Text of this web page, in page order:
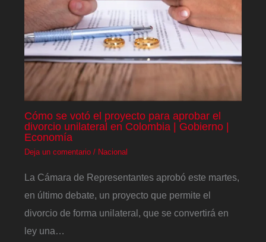
Cómo se votó el proyecto para aprobar el
divorcio unilateral en Colombia | Gobierno |
Economía
Deja un comentario / Nacional
La Cámara de Representantes aprobó este martes,
en último debate, un proyecto que permite el
divorcio de forma unilateral, que se convertirá en
ley una…